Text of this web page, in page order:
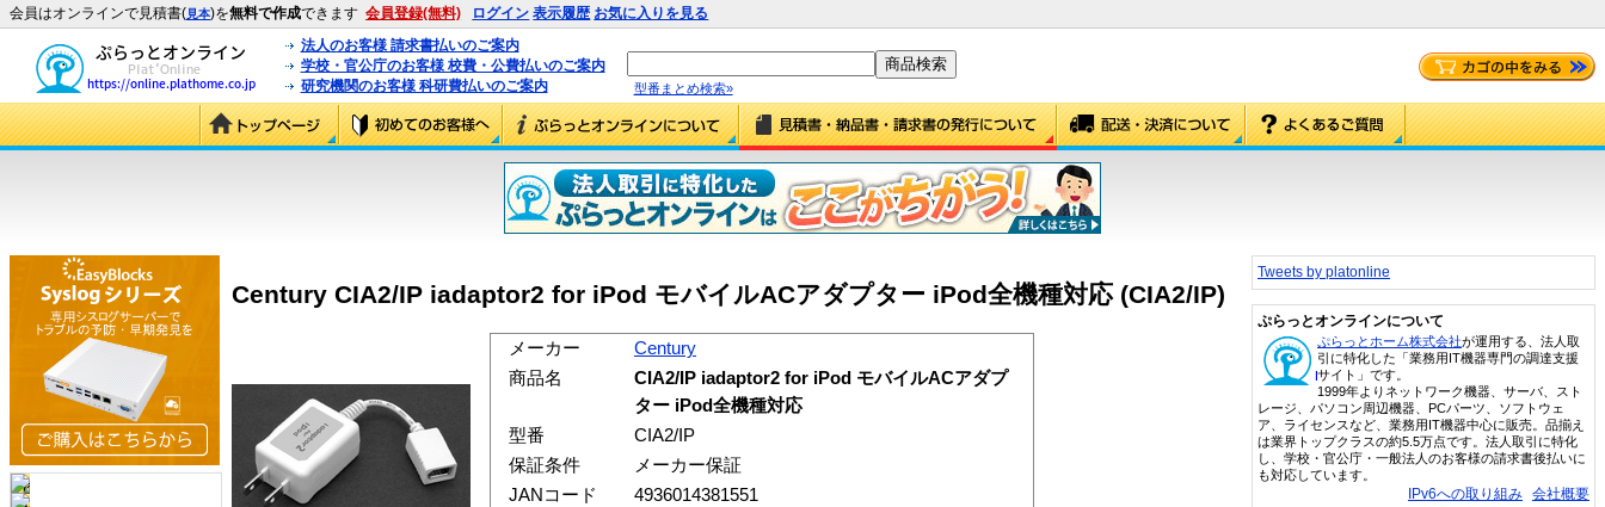
会員はオンラインで見積書(見本)を無料で作成できます 会員登録(無料) ログイン 表示履歴 お気に入りを見る
法人のお客様 請求書払いのご案内
学校・官公庁のお客様 校費・公費払いのご案内
研究機関のお客様 科研費払いのご案内
型番まとめ検索»
Century CIA2/IP iadaptor2 for iPod モバイルACアダプター iPod全機種対応 (CIA2/IP)
メーカー
Century
商品名
CIA2/IP iadaptor2 for iPod モバイルACアダプ
ター iPod全機種対応
型番
CIA2/IP
保証条件
メーカー保証
JANコード
4936014381551
Tweets by platonline
ぷらっとオンラインについて
ぷらっとホーム株式会社が運用する、法人取
引に特化した「業務用IT機器専門の調達支援
サイト」です。
1999年よりネットワーク機器、サーバ、スト
レージ、パソコン周辺機器、PCパーツ、ソフトウェ
ア、ライセンスなど、業務用IT機器中心に販売。品揃え
は業界トップクラスの約5.5万点です。法人取引に特化
し、学校・官公庁・一般法人のお客様の請求書後払いに
も対応しています。
IPv6への取り組み 会社概要